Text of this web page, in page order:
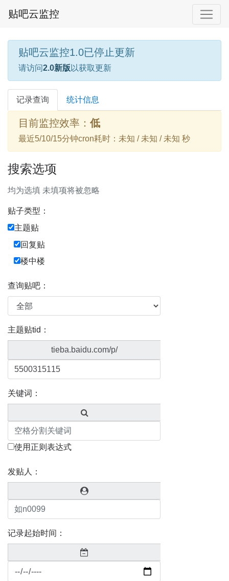
贴吧云监控
贴吧云监控1.0已停止更新
请访问2.0新版 以获取更新
记录查询 统计信息
目前监控效率： 低
最近5/10/15分钟cron耗时：未知 / 未知 / 未知 秒
搜索选项
均为选填 未填项将被忽略
贴子类型：
主题贴
回复贴
楼中楼
查询贴吧：
主题贴tid：
tieba.baidu.com/p/
关键词：
使用正则表达式
发贴人：
记录起始时间：